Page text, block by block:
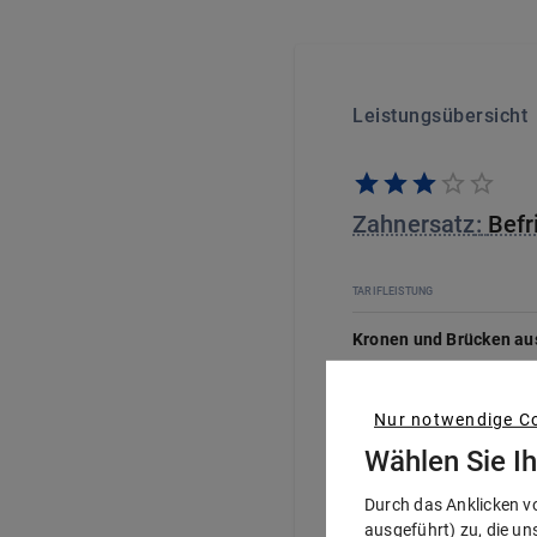
Leistungsübersicht
Zahnersatz:
TARIFLEISTUNG
Kronen und Brücken
Knochenaufbau
Inlays
Nur notwendige
Wählen Sie
Durch das Anklicken
ausgeführt) zu, die